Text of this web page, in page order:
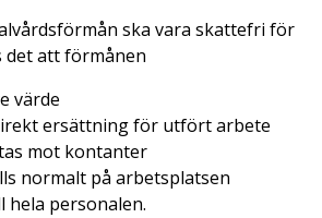
ska vara skattefri för
det att förmånen
värde
ersättning för utfört arbete
mot kontanter
normalt på arbetsplatsen
hela personalen.